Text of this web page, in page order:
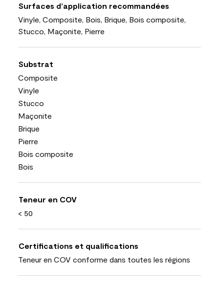
Surfaces d’application recommandées
Vinyle, Composite, Bois, Brique, Bois composite,
Stucco, Maçonite, Pierre
Substrat
Composite
Vinyle
Stucco
Maçonite
Brique
Pierre
Bois composite
Bois
Teneur en COV
< 50
Certifications et qualifications
Teneur en COV conforme dans toutes les régions